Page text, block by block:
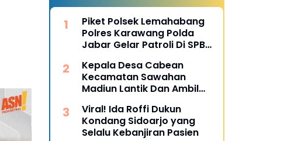
Piket Polsek Lemahabang
Polres Karawang Polda
Jabar Gelar Patroli Di SPBU
Kepala Desa Cabean
Kecamatan Sawahan
Madiun Lantik Dan Ambil
Viral! Ida Roffi Dukun
Kondang Sidoarjo yang
Selalu Kebanjiran Pasien